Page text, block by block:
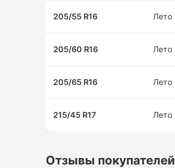
205/55 R16 Лето
205/60 R16 Лето
205/65 R16 Лето
215/45 R17 Лето
Отзывы покупателей